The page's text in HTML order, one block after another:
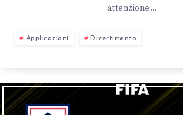
attenzione…
Applicazioni Divertimento